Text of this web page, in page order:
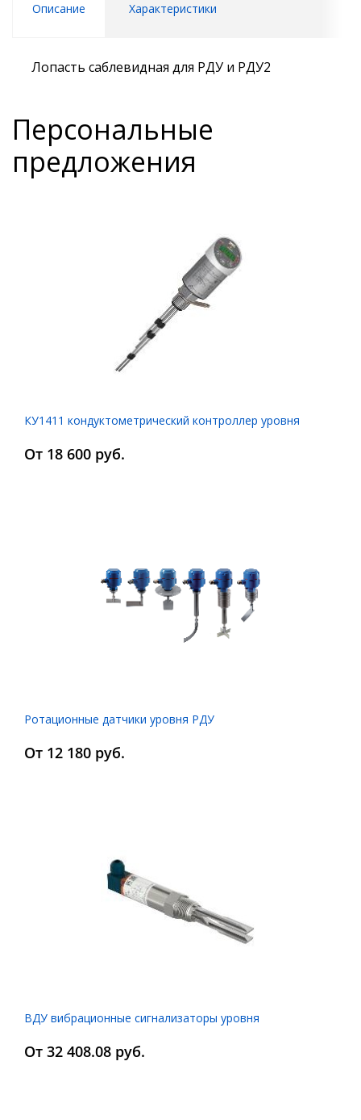
Описание Характеристики
Лопасть саблевидная для РДУ и РДУ2
Персональные
предложения
КУ1411 кондуктометрический контроллер уровня
От 18 600 руб.
Ротационные датчики уровня РДУ
От 12 180 руб.
ВДУ вибрационные сигнализаторы уровня
От 32 408.08 руб.